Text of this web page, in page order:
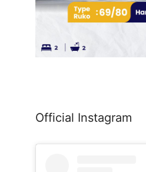
Official Instagram